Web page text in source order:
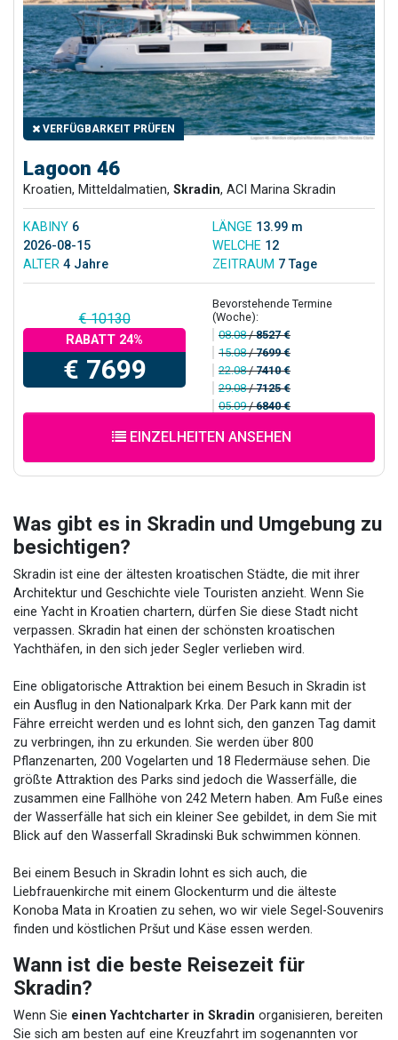
VERFÜGBARKEIT PRÜFEN
Lagoon 46
Kroatien, Mitteldalmatien, Skradin, ACI Marina Skradin
KABINY 6 LÄNGE 13.99 m
2026-08-15
WELCHE 12
ALTER 4 Jahre ZEITRAUM 7 Tage
€ 10130
RABATT 24%
€ 7699
Bevorstehende Termine
(Woche):
08.08/8527 €
15.08/7699 €
22.08/7410 €
29.08/7125 €
05.09/6840 €
EINZELHEITEN ANSEHEN
Was gibt es in Skradin und Umgebung zu
besichtigen?
Skradin ist eine der ältesten kroatischen Städte, die mit ihrer
Architektur und Geschichte viele Touristen anzieht. Wenn Sie
eine Yacht in Kroatien chartern, dürfen Sie diese Stadt nicht
verpassen. Skradin hat einen der schönsten kroatischen
Yachthäfen, in den sich jeder Segler verlieben wird.
Eine obligatorische Attraktion bei einem Besuch in Skradin ist
ein Ausflug in den Nationalpark Krka. Der Park kann mit der
Fähre erreicht werden und es lohnt sich, den ganzen Tag damit
zu verbringen, ihn zu erkunden. Sie werden über 800
Pflanzenarten, 200 Vogelarten und 18 Fledermäuse sehen. Die
größte Attraktion des Parks sind jedoch die Wasserfälle, die
zusammen eine Fallhöhe von 242 Metern haben. Am Fuße eines
der Wasserfälle hat sich ein kleiner See gebildet, in dem Sie mit
Blick auf den Wasserfall Skradinski Buk schwimmen können.
Bei einem Besuch in Skradin lohnt es sich auch, die
Liebfrauenkirche mit einem Glockenturm und die älteste
Konoba Mata in Kroatien zu sehen, wo wir viele Segel-Souvenirs
finden und köstlichen Pršut und Käse essen werden.
Wann ist die beste Reisezeit für
Skradin?
Wenn Sie einen Yachtcharter in Skradin organisieren, bereiten
Sie sich am besten auf eine Kreuzfahrt im sogenannten vor